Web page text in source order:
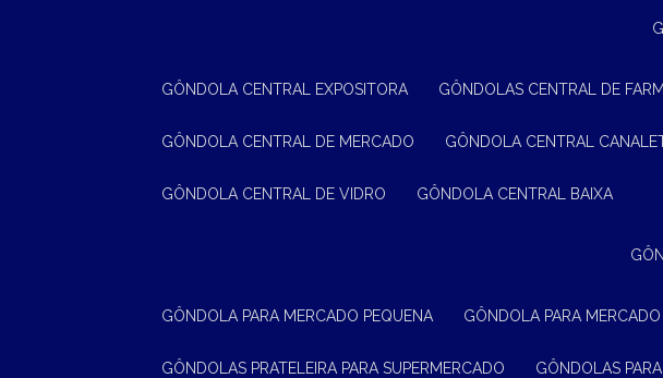
GÔNDOLA CENTRAL EXPOSITORA GÔNDOLAS CENTRAL DE
GÔNDOLA CENTRAL DE MERCADO GÔNDOLA CENTRAL
GÔNDOLA CENTRAL DE VIDRO GÔNDOLA CENTRAL BAIXA
GÔNDOLA PARA MERCADO PEQUENA GÔNDOLA PARA
GÔNDOLAS PRATELEIRA PARA SUPERMERCADO GÔNDOLAS